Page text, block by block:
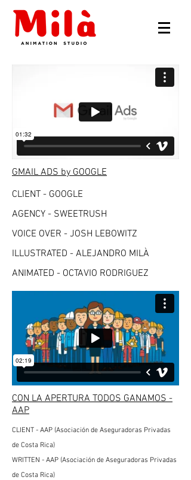
GMAIL ADS by GOOGLE
CLIENT - GOOGLE
AGENCY - SWEETRUSH
VOICE OVER - JOSH LEBOWITZ
ILLUSTRATED - ALEJANDRO MILÀ
ANIMATED - OCTAVIO RODRIGUEZ
CON LA APERTURA TODOS GANAMOS -
AAP
CLIENT - AAP (Asociación de Aseguradoras Privadas
de Costa Rica)
WRITTEN - AAP (Asociación de Aseguradoras Privadas
de Costa Rica)